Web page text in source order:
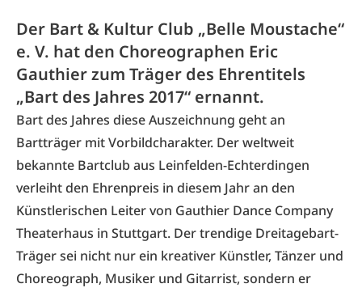
Der Bart & Kultur Club „Belle Moustache“
e. V. hat den Choreographen Eric
Gauthier zum Träger des Ehrentitels
„Bart des Jahres 2017“ ernannt.
Bart des Jahres diese Auszeichnung geht an
Bartträger mit Vorbildcharakter. Der weltweit
bekannte Bartclub aus Leinfelden-Echterdingen
verleiht den Ehrenpreis in diesem Jahr an den
Künstlerischen Leiter von Gauthier Dance Company
Theaterhaus in Stuttgart. Der trendige Dreitagebart-
Träger sei nicht nur ein kreativer Künstler, Tänzer und
Choreograph, Musiker und Gitarrist, sondern er